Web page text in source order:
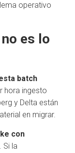
operativo
es lo
batch
hora ingesto
y Delta están
en migrar.
con
. Si la